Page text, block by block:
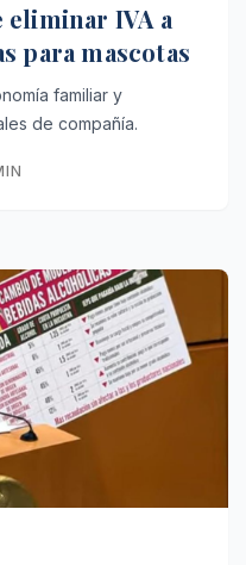
eliminar IVA a
para mascotas
familiar y
de compañía.